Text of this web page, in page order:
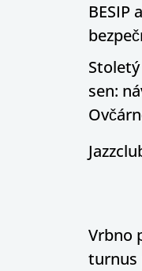
BESIP
sen:
Vrbno
turnus